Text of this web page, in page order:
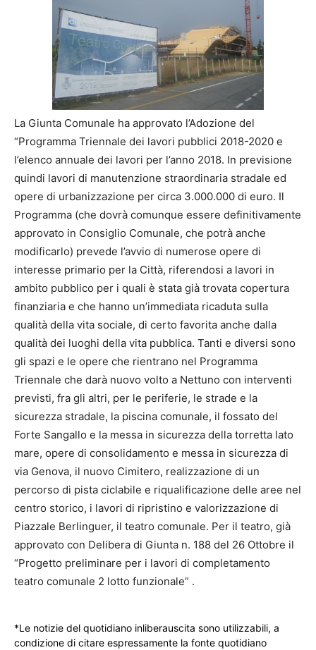
La Giunta Comunale ha approvato l’Adozione del
“Programma Triennale dei lavori pubblici 2018-2020 e
l’elenco annuale dei lavori per l’anno 2018. In previsione
quindi lavori di manutenzione straordinaria stradale ed
opere di urbanizzazione per circa 3.000.000 di euro. Il
Programma (che dovrà comunque essere definitivamente
approvato in Consiglio Comunale, che potrà anche
modificarlo) prevede l’avvio di numerose opere di
interesse primario per la Città, riferendosi a lavori in
ambito pubblico per i quali è stata già trovata copertura
finanziaria e che hanno un’immediata ricaduta sulla
qualità della vita sociale, di certo favorita anche dalla
qualità dei luoghi della vita pubblica. Tanti e diversi sono
gli spazi e le opere che rientrano nel Programma
Triennale che darà nuovo volto a Nettuno con interventi
previsti, fra gli altri, per le periferie, le strade e la
sicurezza stradale, la piscina comunale, il fossato del
Forte Sangallo e la messa in sicurezza della torretta lato
mare, opere di consolidamento e messa in sicurezza di
via Genova, il nuovo Cimitero, realizzazione di un
percorso di pista ciclabile e riqualificazione delle aree nel
centro storico, i lavori di ripristino e valorizzazione di
Piazzale Berlinguer, il teatro comunale. Per il teatro, già
approvato con Delibera di Giunta n. 188 del 26 Ottobre il
“Progetto preliminare per i lavori di completamento
teatro comunale 2 lotto funzionale” .
*Le notizie del quotidiano inliberauscita sono utilizzabili, a
condizione di citare espressamente la fonte quotidiano